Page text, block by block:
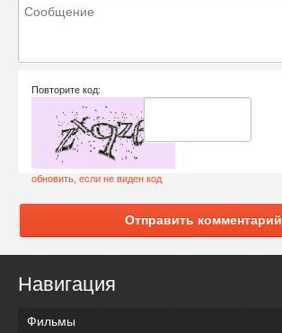
Повторите код:
обновить, если не виден код
Отправить комментарий
Навигация
Фильмы